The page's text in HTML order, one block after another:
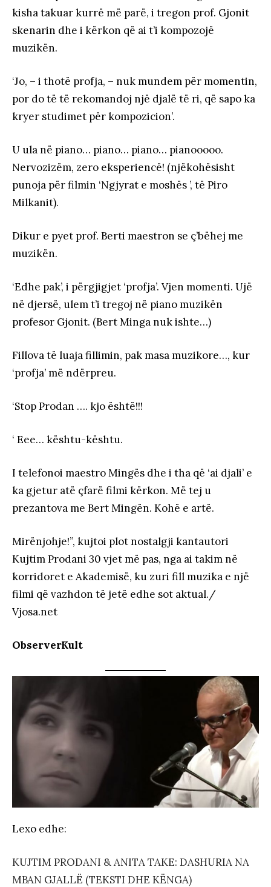
kisha takuar kurrë më parë, i tregon prof. Gjonit
skenarin dhe i kërkon që ai t’i kompozojë
muzikën.
‘Jo, – i thotë profja, – nuk mundem për momentin,
por do të të rekomandoj një djalë të ri, që sapo ka
kryer studimet për kompozicion’.
U ula në piano… piano… piano… pianooooo.
Nervozizëm, zero eksperiencë! (njëkohësisht
punoja për filmin ‘Ngjyrat e moshës ’, të Piro
Milkanit).
Dikur e pyet prof. Berti maestron se ç’bëhej me
muzikën.
‘Edhe pak’, i përgjigjet ‘profja’. Vjen momenti. Ujë
në djersë, ulem t’i tregoj në piano muzikën
profesor Gjonit. (Bert Minga nuk ishte…)
Fillova të luaja fillimin, pak masa muzikore…, kur
‘profja’ më ndërpreu.
‘Stop Prodan …. kjo është!!!
‘ Eee… kështu-kështu.
I telefonoi maestro Mingës dhe i tha që ‘ai djali’ e
ka gjetur atë çfarë filmi kërkon. Më tej u
prezantova me Bert Mingën. Kohë e artë.
Mirënjohje!”, kujtoi plot nostalgji kantautori
Kujtim Prodani 30 vjet më pas, nga ai takim në
korridoret e Akademisë, ku zuri fill muzika e një
filmi që vazhdon të jetë edhe sot aktual./
Vjosa.net
ObserverKult
Lexo edhe:
KUJTIM PRODANI & ANITA TAKE: DASHURIA NA
MBAN GJALLË (TEKSTI DHE KËNGA)